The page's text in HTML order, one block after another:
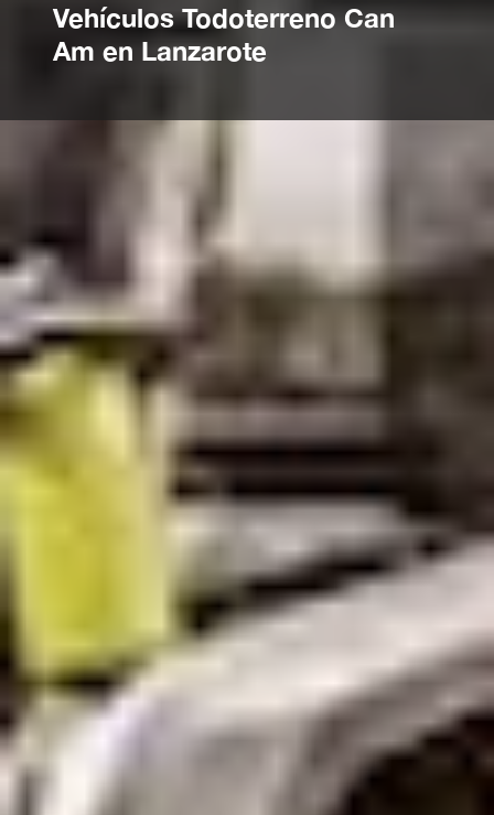
Vehículos Todoterreno Can
Am en Lanzarote